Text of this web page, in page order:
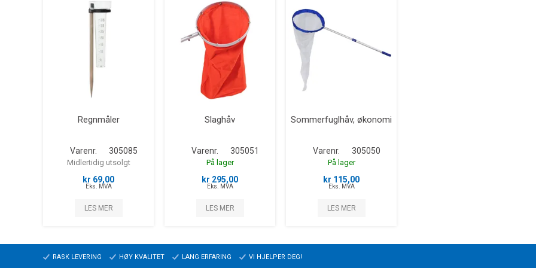
Regnmåler
Varenr. 305085
Midlertidig utsolgt
kr 69,00
Eks. MVA
LES MER
Slaghåv
Varenr. 305051
På lager
kr 295,00
Eks. MVA
LES MER
Sommerfuglhåv, økonomi
Varenr. 305050
På lager
kr 115,00
Eks. MVA
LES MER
RASK LEVERING HØY KVALITET LANG ERFARING VI HJELPER DEG!